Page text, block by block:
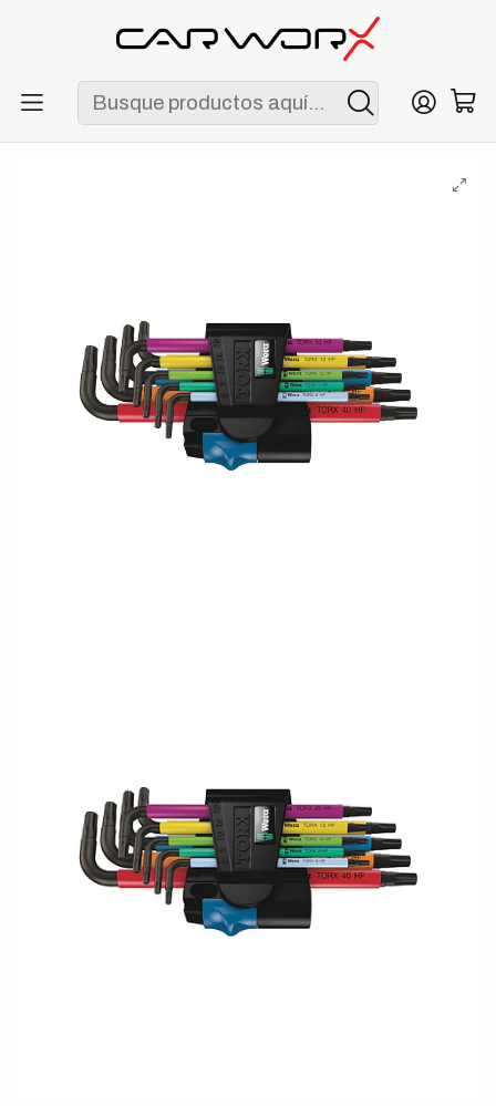
ENVÍO GRATIS POR COMPRAS MAYORES A S/ 250
Wera 967/9 TX Multicolour HF 1 Juego de Llaves TORX con
Retención 9 Piezas